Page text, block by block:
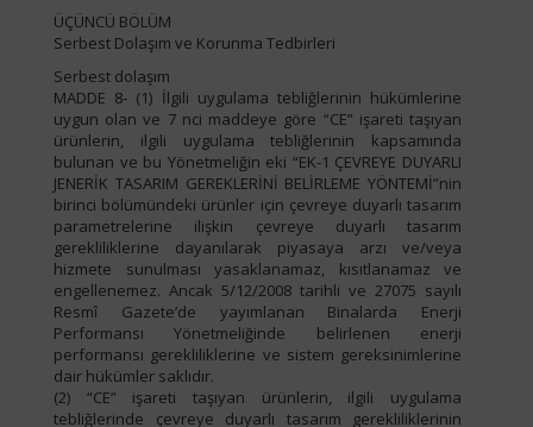
ÜÇÜNCÜ BÖLÜM
Serbest Dolaşım ve Korunma Tedbirleri
Serbest dolaşım
MADDE 8- (1) İlgili uygulama tebliğlerinin hükümlerine
uygun olan ve 7 nci maddeye göre “CE” işareti taşıyan
ürünlerin, ilgili uygulama tebliğlerinin kapsamında
bulunan ve bu Yönetmeliğin eki “EK-1 ÇEVREYE DUYARLI
JENERİK TASARIM GEREKLERİNİ BELİRLEME YÖNTEMİ”nin
birinci bölümündeki ürünler için çevreye duyarlı tasarım
parametrelerine ilişkin çevreye duyarlı tasarım
gerekliliklerine dayanılarak piyasaya arzı ve/veya
hizmete sunulması yasaklanamaz, kısıtlanamaz ve
engellenemez. Ancak 5/12/2008 tarihli ve 27075 sayılı
Resmî Gazete’de yayımlanan Binalarda Enerji
Performansı Yönetmeliğinde belirlenen enerji
performansı gerekliliklerine ve sistem gereksinimlerine
dair hükümler saklıdır.
(2) “CE” işareti taşıyan ürünlerin, ilgili uygulama
tebliğlerinde çevreye duyarlı tasarım gerekliliklerinin